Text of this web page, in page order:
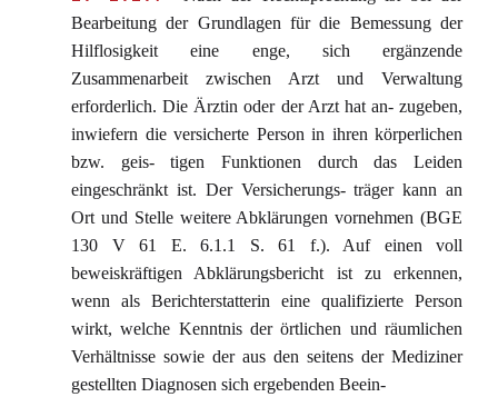
Bearbeitung der Grundlagen für die Bemessung der
Hilflosigkeit eine enge, sich ergänzende
Zusammenarbeit zwischen Arzt und Verwaltung
erforderlich. Die Ärztin oder der Arzt hat an- zugeben,
inwiefern die versicherte Person in ihren körperlichen
bzw. geis- tigen Funktionen durch das Leiden
eingeschränkt ist. Der Versicherungs- träger kann an
Ort und Stelle weitere Abklärungen vornehmen (BGE
130 V 61 E. 6.1.1 S. 61 f.). Auf einen voll
beweiskräftigen Abklärungsbericht ist zu erkennen,
wenn als Berichterstatterin eine qualifizierte Person
wirkt, welche Kenntnis der örtlichen und räumlichen
Verhältnisse sowie der aus den seitens der Mediziner
gestellten Diagnosen sich ergebenden Beein-